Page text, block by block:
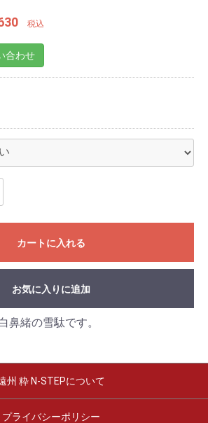
税込
合わせ
カートに入れる
を続ける
お気に入りに追加
緒の雪駄です。
州 粋 N-STEPについて
プライバシーポリシー